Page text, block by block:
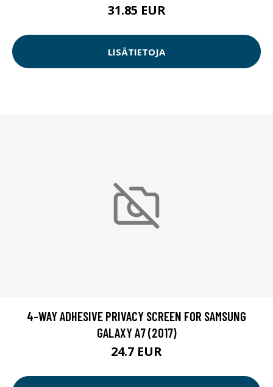
31.85 EUR
LISÄTIETOJA
4-WAY ADHESIVE PRIVACY SCREEN FOR SAMSUNG
GALAXY A7 (2017)
24.7 EUR